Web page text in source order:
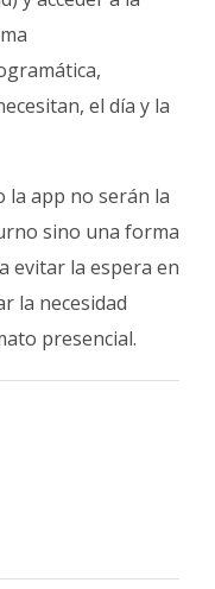
el día y la
la app no serán la
sino una forma
evitar la espera en
la necesidad
presencial.